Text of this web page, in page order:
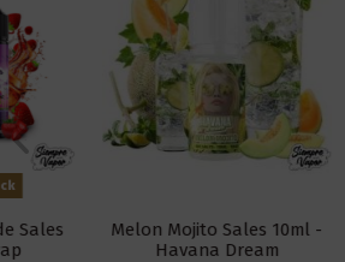
Melon Mojito Sales 10ml -
Havana Dream
Sales